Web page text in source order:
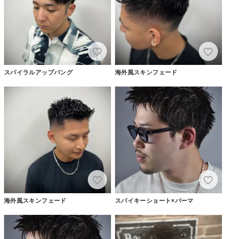
スパイラルアップバング 海外風スキンフェード
海外風スキンフェード スパイキーショート×パーマ